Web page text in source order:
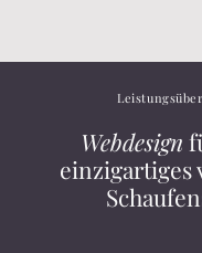
Webdesign
einzigartiges